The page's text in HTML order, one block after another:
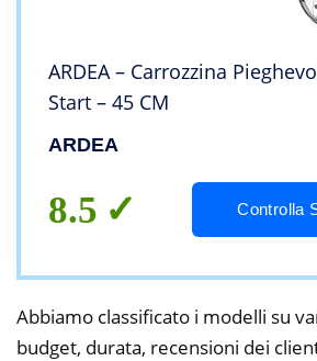
ARDEA – Carrozzina
Start – 45 CM
ARDEA
8.5 Controlla
Abbiamo classificato i modelli su
budget, durata, recensioni dei